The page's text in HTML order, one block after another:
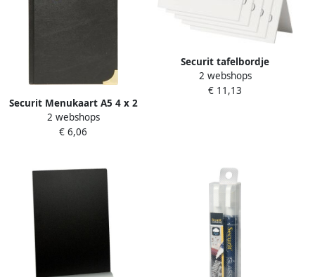
Securit Menukaart A5 4 x 2
tassen zwart
2 webshops
€ 6,06
Securit tafelbordje
&apos;Gereserveerd&apos;
pak met 5 stuks
2 webshops
€ 11,13